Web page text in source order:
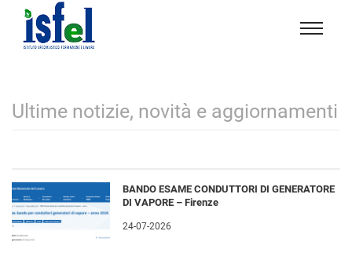
Isfel
formazione
Ultime notizie, novità e aggiornamenti
BANDO ESAME CONDUTTORI DI GENERATORE
DI VAPORE – Firenze
24-07-2026